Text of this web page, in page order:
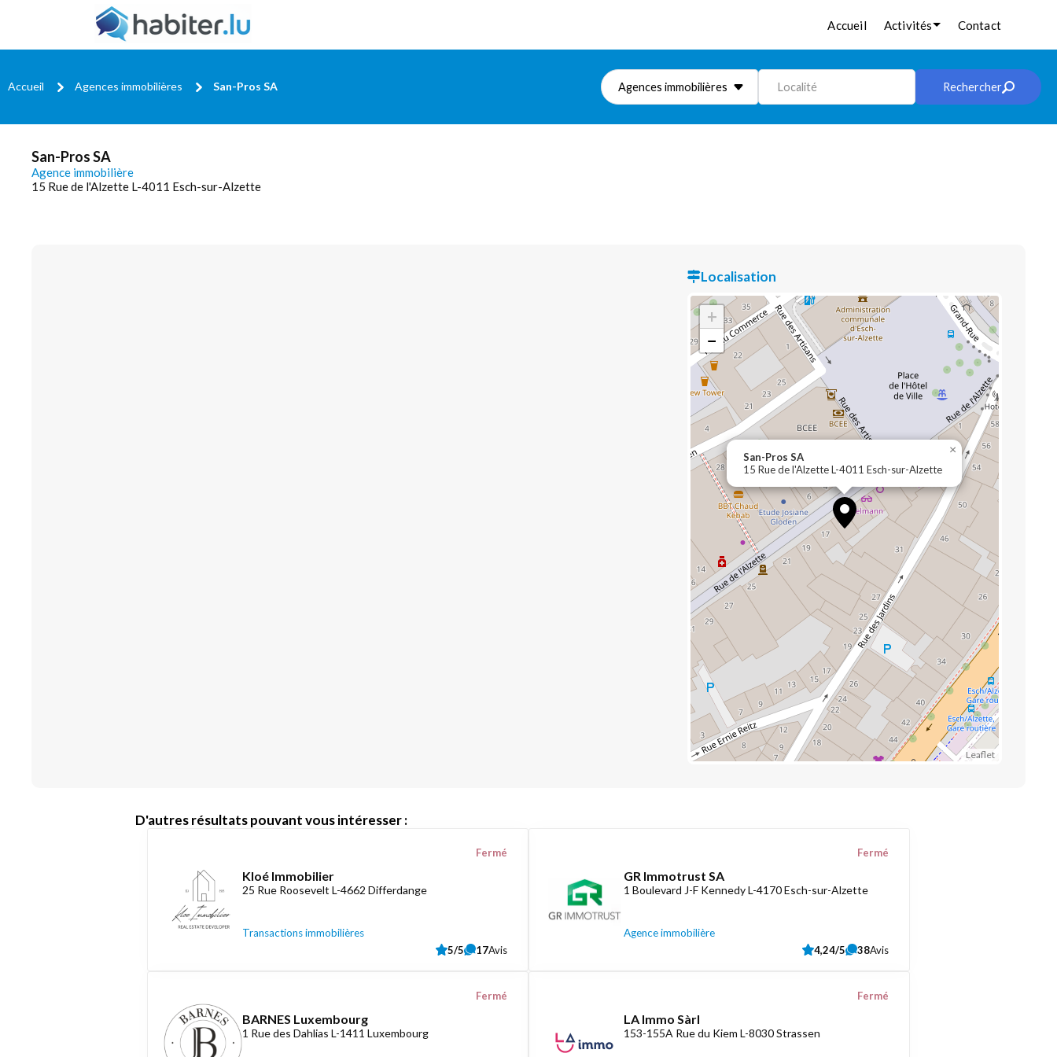
Accueil Activités Contact
Accueil Agences immobilières San-Pros SA Agences immobilières Localité Rechercher
San-Pros SA
Agence immobilière
15 Rue de l'Alzette L-4011 Esch-sur-Alzette
Localisation
San-Pros SA
15 Rue de l'Alzette L-4011 Esch-sur-Alzette
×
+
−
Leaflet
D'autres résultats pouvant vous intéresser :
Kloé Immobilier
25 Rue Roosevelt L-4662 Differdange
Transactions immobilières
Fermé
5/5 17Avis
GR Immotrust SA
1 Boulevard J-F Kennedy L-4170 Esch-sur-Alzette
Agence immobilière
Fermé
4,24/5 38Avis
BARNES Luxembourg
1 Rue des Dahlias L-1411 Luxembourg
Fermé
LA Immo Sàrl
153-155A Rue du Kiem L-8030 Strassen
Fermé